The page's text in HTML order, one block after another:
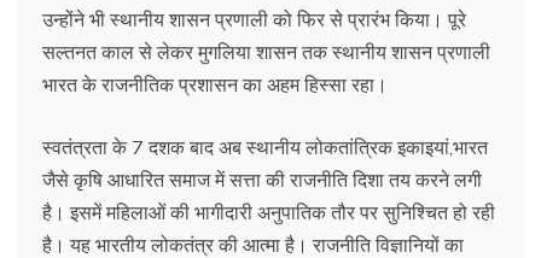
उन्होंने भी स्थानीय शासन प्रणाली को फिर से प्रारंभ किया। पूरे
सल्तनत काल से लेकर मुगलिया शासन तक स्थानीय शासन प्रणाली
भारत के राजनीतिक प्रशासन का अहम हिस्सा रहा।
स्वतंत्रता के 7 दशक बाद अब स्थानीय लोकतांत्रिक इकाइयां,भारत
जैसे कृषि आधारित समाज में सत्ता की राजनीति दिशा तय करने लगी
है। इसमें महिलाओं की भागीदारी अनुपातिक तौर पर सुनिश्चित हो रही
है। यह भारतीय लोकतंत्र की आत्मा है। राजनीति विज्ञानियों का